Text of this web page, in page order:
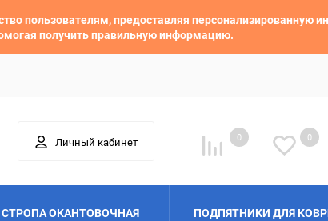
пользователям, предоставляя персонализированную
получить правильную информацию.
Личный кабинет 0 0
СТРОПА ОКАНТОВОЧНАЯ ПОДПЯТНИКИ ДЛЯ